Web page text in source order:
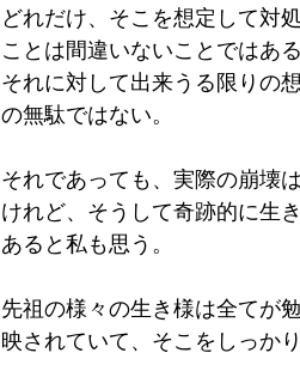
どれだけ、そこを想定して対
ことは間違いないことではある
それに対して出来うる限りの
の無駄ではない。
それであっても、実際の崩壊
けれど、そうして奇跡的に生
あると私も思う。
先祖の様々の生き様は全てが
映されていて、そこをしっか